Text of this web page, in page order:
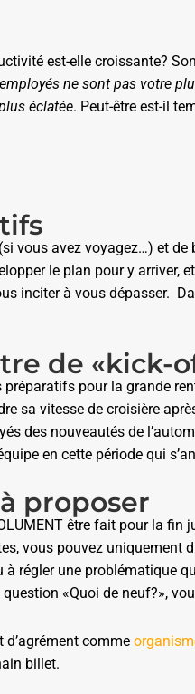
est-elle croissante?
ne sont pas votre
éclatée. Peut-être est-il
vous avez voyagez…) et
le plan pour y arriver,
inciter à vous dépasser.
de «kick-
pour la grande
sa vitesse de croisière
des nouveautés de
en cette période qui
proposer
être fait pour la
vous pouvez
régler une problématique
«Quoi de neuf?»,
comme
billet.